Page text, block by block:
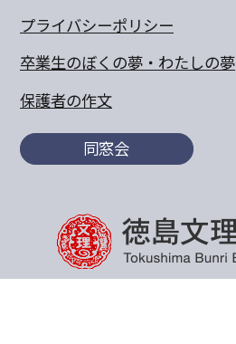
プライバシーポリシー
卒業生のぼくの夢・わたしの夢
保護者の作文
同窓会